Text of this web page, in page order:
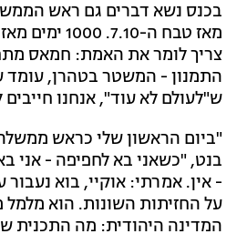
בכנס נשא דברים גם ראש
מאז טבח
צריך לומר את האמת: חמאס
התמנון - המשטר בטהרן, עומד
ש"לעולם לא עוד", אנחנו
"ביום הראשון שלי כראש
בנט, "כשאני בא לחפיפה - אני
- אין. אמרתי: אוקיי, בוא
על החזיתות השונות. הוא
המדינה היהודית: מה התכנית